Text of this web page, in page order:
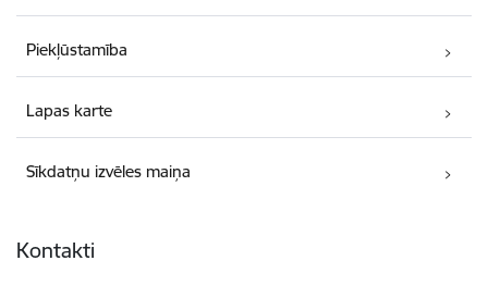
Piekļūstamība
Lapas karte
Sīkdatņu izvēles maiņa
Kontakti